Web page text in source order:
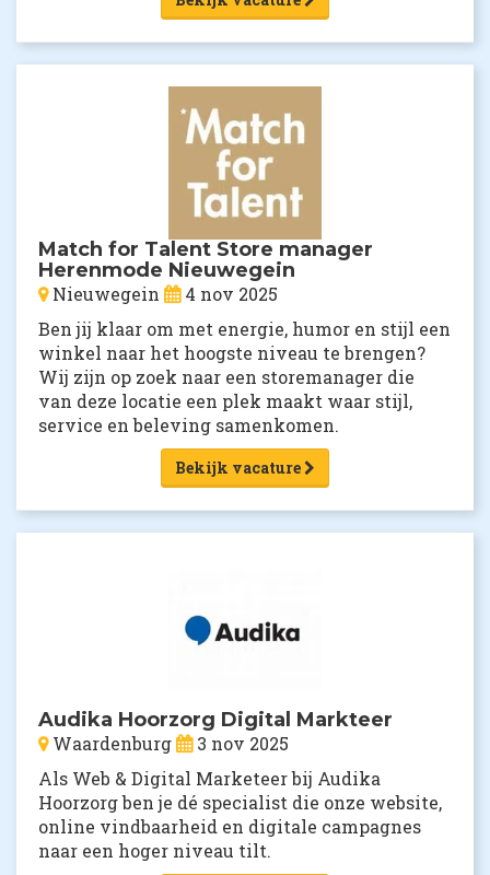
Match for Talent Store manager
Herenmode Nieuwegein
Nieuwegein
4 nov 2025
Ben jij klaar om met energie, humor en stijl een
winkel naar het hoogste niveau te brengen?
Wij zijn op zoek naar een storemanager die
van deze locatie een plek maakt waar stijl,
service en beleving samenkomen.
Bekijk vacature
Audika Hoorzorg Digital Markteer
Waardenburg
3 nov 2025
Als Web & Digital Marketeer bij Audika
Hoorzorg ben je dé specialist die onze website,
online vindbaarheid en digitale campagnes
naar een hoger niveau tilt.